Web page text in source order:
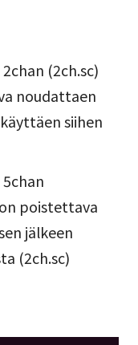
(2ch.sc)
noudattaen
siihen
poistettava
jälkeen
(2ch.sc)